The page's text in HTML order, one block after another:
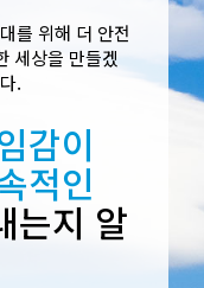
를 위해 더 안전
세상을 만들겠
.
감이
적인
는지 알